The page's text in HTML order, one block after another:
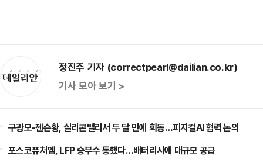
정진주 기자 (correctpearl@dailian.co.kr)
기사 모아 보기 >
구광모-젠슨황, 실리콘밸리서 두 달 만에 회동…피지컬AI 협력 논의
포스코퓨처엠, LFP 승부수 통했다…배터리사에 대규모 공급